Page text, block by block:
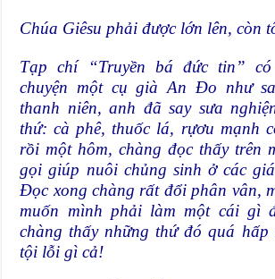
Chúa Giêsu phải được lớn lên, còn
Tạp chí “Truyền bá đức tin”
chuyện một cụ già An Đo như
thanh niên, anh đã say sưa
thứ: cà phê, thuốc lá, rựơu mạnh
rồi một hôm, chàng đọc thấy trên
gọi giúp nuôi chủng sinh ở các
Đọc xong chàng rất đổi phân vân,
muốn mình phải làm một cái gì
chàng thấy những thứ đó quá hấp
tội lỗi gì cả!